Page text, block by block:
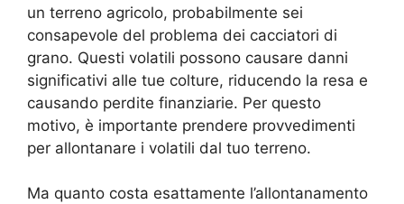
un terreno agricolo, probabilmente sei
consapevole del problema dei cacciatori di
grano. Questi volatili possono causare danni
significativi alle tue colture, riducendo la resa e
causando perdite finanziarie. Per questo
motivo, è importante prendere provvedimenti
per allontanare i volatili dal tuo terreno.
Ma quanto costa esattamente l’allontanamento